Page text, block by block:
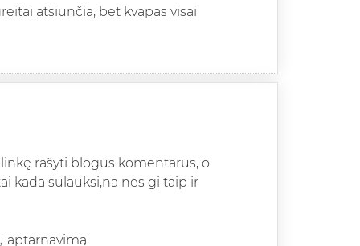
atsiunčia, bet kvapas visai
rašyti blogus komentarus, o
kada sulauksi,na nes gi taip ir
aptarnavimą.